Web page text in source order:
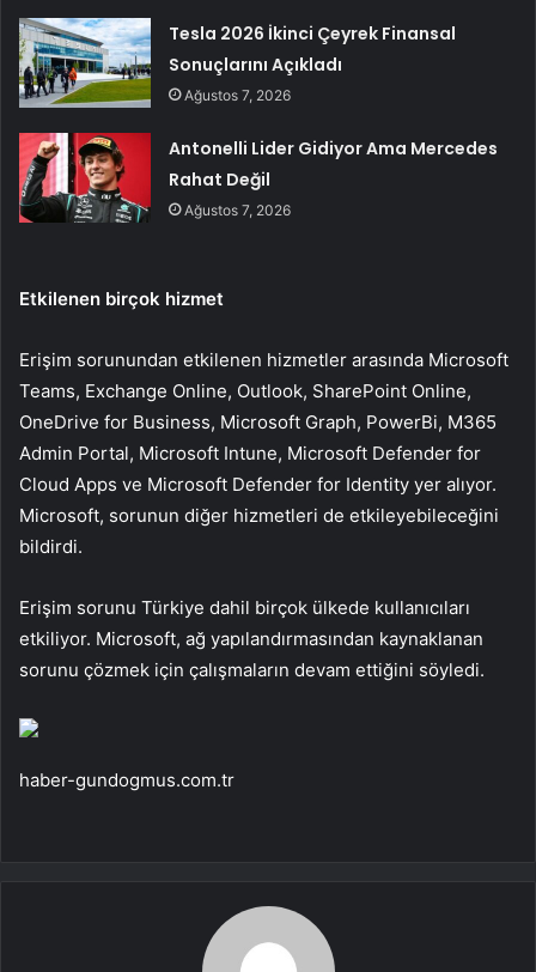
Tesla 2026 İkinci Çeyrek Finansal
Sonuçlarını Açıkladı
Ağustos 7, 2026
Antonelli Lider Gidiyor Ama Mercedes
Rahat Değil
Ağustos 7, 2026
Etkilenen birçok hizmet
Erişim sorunundan etkilenen hizmetler arasında Microsoft
Teams, Exchange Online, Outlook, SharePoint Online,
OneDrive for Business, Microsoft Graph, PowerBi, M365
Admin Portal, Microsoft Intune, Microsoft Defender for
Cloud Apps ve Microsoft Defender for Identity yer alıyor.
Microsoft, sorunun diğer hizmetleri de etkileyebileceğini
bildirdi.
Erişim sorunu Türkiye dahil birçok ülkede kullanıcıları
etkiliyor. Microsoft, ağ yapılandırmasından kaynaklanan
sorunu çözmek için çalışmaların devam ettiğini söyledi.
haber-gundogmus.com.tr